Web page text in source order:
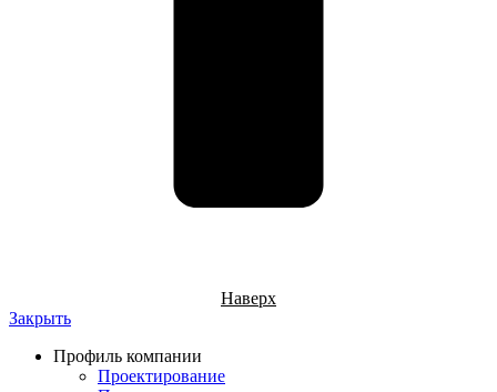
Наверх
Закрыть
Профиль компании
Проектирование